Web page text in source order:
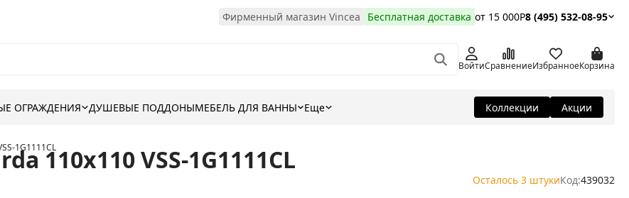
Фирменный магазин Vincea Бесплатная доставка от 15 000Р8 (495) 532-08-95
ВойтиСравнениеИзбранноеКорзина
ОГРАЖДЕНИЯ ДУШЕВЫЕ ПОДДОНЫМЕБЕЛЬ ДЛЯ ВАННЫ Еще Коллекции Акции
1G1111CL
110x110 VSS-1G1111CL
Осталось 3 штукиКод:439032